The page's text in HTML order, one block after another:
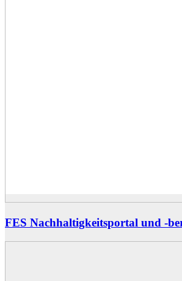
FES Nachhaltigkeitsportal und -